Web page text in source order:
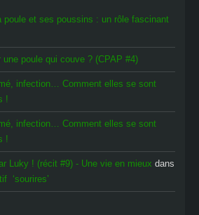
poule et ses poussins : un rôle fascinant
une poule qui couve ? (CPAP #4)
infection… Comment elles se sont
!
infection… Comment elles se sont
!
Luky ! (récit #9) - Une vie en mieux dans
‘sourires’